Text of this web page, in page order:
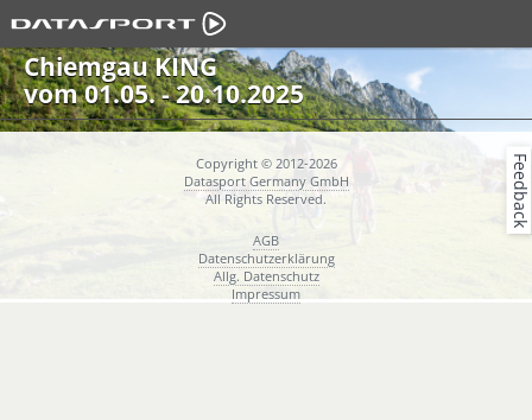
Chiemgau KING
vom 01.05. - 20.10.2025
Copyright © 2012-2026
Datasport Germany GmbH
All Rights Reserved.
AGB
Datenschutzerklärung
Allg. Datenschutz
Impressum
Feedback